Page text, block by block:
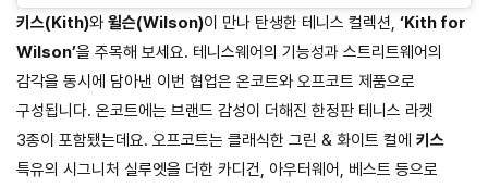
키스(Kith)와 윌슨(Wilson)이 만나 탄생한 테니스 컬렉션, ‘Kith for
Wilson’을 주목해 보세요. 테니스웨어의 기능성과 스트리트웨어의
감각을 동시에 담아낸 이번 협업은 온코트와 오프코트 제품으로
구성됩니다. 온코트에는 브랜드 감성이 더해진 한정판 테니스 라켓
3종이 포함됐는데요. 오프코트는 클래식한 그린 & 화이트 컬에 키스
특유의 시그니처 실루엣을 더한 카디건, 아우터웨어, 베스트 등으로